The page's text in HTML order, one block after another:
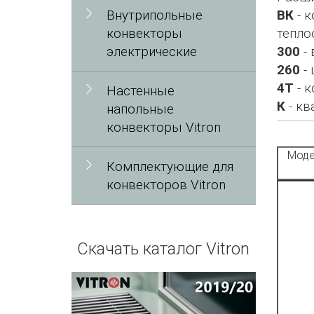
ВК-
300 -
260 -
4Т -
К-
Внутрипольные
конвекторы
электрические
Настенные
напольные
конвекторы Vitron
Комплектующие для
конвекторов Vitron
Скачать каталог Vitron